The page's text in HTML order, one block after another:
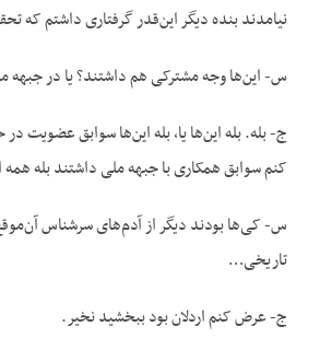
نیامدند بنده دیگر این‌قدر گرفتاری داشتم که
س- این‌ها وجه مشترکی هم داشتند؟ یا در جبهه
ج- بله. بله این‌ها یا، بله این‌ها سوابق عضویت
کنم سوابق همکاری با جبهه ملی داشتند بله
س- کی‌ها بودند دیگر از آدم‌های سرشناس
تاریخی…
ج- عرض کنم اردلان بود ببخشید نخیر.